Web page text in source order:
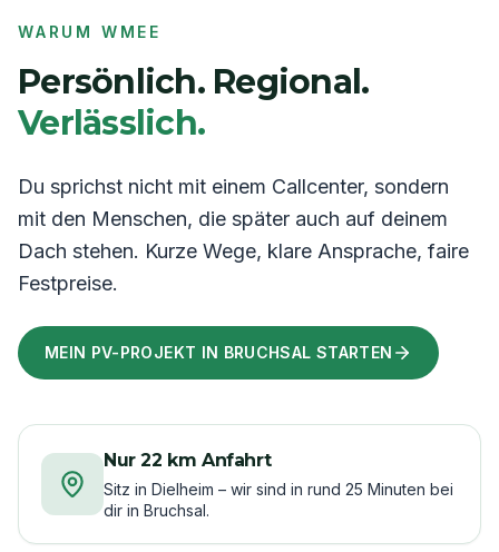
WARUM WMEE
Persönlich. Regional.
Verlässlich.
Du sprichst nicht mit einem Callcenter, sondern
mit den Menschen, die später auch auf deinem
Dach stehen. Kurze Wege, klare Ansprache, faire
Festpreise.
MEIN PV-PROJEKT IN BRUCHSAL STARTEN
Nur 22 km Anfahrt
Sitz in Dielheim – wir sind in rund 25 Minuten bei
dir in Bruchsal.